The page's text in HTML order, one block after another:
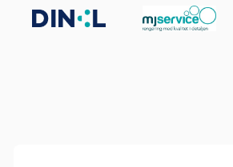
jobs ”på den anden side af